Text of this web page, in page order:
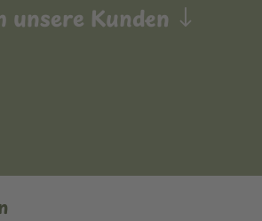
unsere Kunden